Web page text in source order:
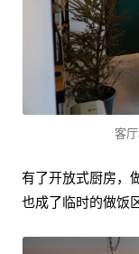
客
有了开放式厨房，
也成了临时的做饭